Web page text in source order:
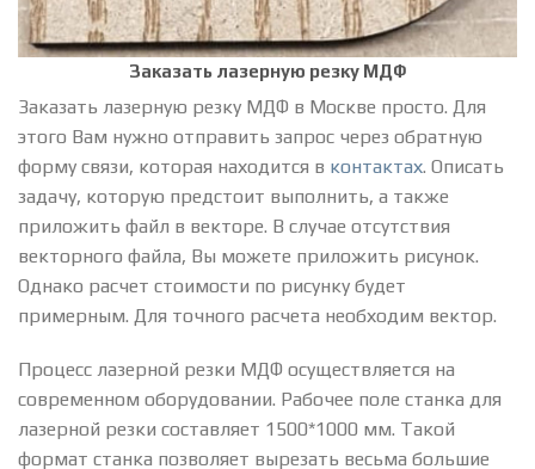
Заказать лазерную резку МДФ
Заказать лазерную резку МДФ в Москве просто. Для
этого Вам нужно отправить запрос через обратную
форму связи, которая находится в контактах. Описать
задачу, которую предстоит выполнить, а также
приложить файл в векторе. В случае отсутствия
векторного файла, Вы можете приложить рисунок.
Однако расчет стоимости по рисунку будет
примерным. Для точного расчета необходим вектор.
Процесс лазерной резки МДФ осуществляется на
современном оборудовании. Рабочее поле станка для
лазерной резки составляет 1500*1000 мм. Такой
формат станка позволяет вырезать весьма большие